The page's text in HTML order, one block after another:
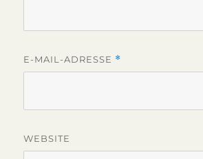
E-MAIL-ADRESSE *
WEBSITE